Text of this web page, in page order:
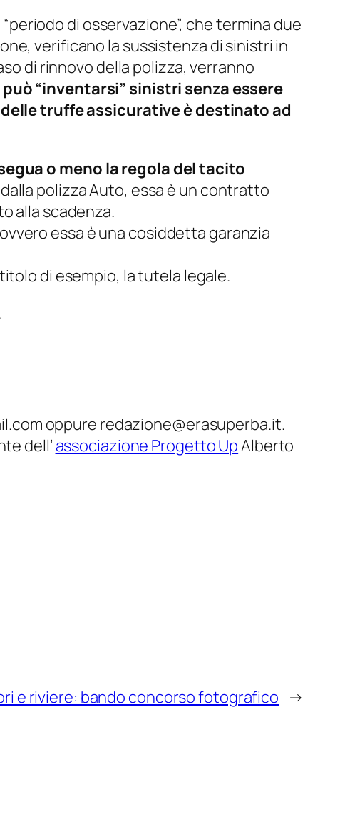
di osservazione”, che termina due
verificano la sussistenza di sinistri in
di rinnovo della polizza, verranno
“inventarsi” sinistri senza essere
truffe assicurative è destinato ad
o meno la regola del tacito
polizza Auto, essa è un contratto
alla scadenza.
essa è una cosiddetta garanzia
di esempio, la tutela legale.
oppure redazione@erasuperba.it.
dell’ associazione Progetto UpAlberto
e riviere: bando concorso fotografico →